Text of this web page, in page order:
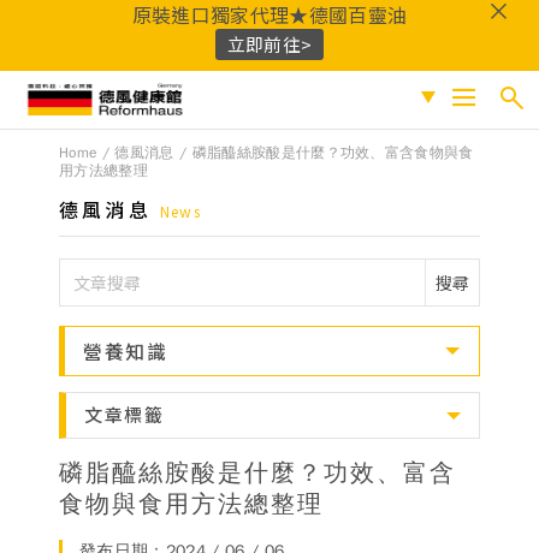
原裝進口獨家代理★德國百靈油
立即前往>
搜尋
熱門搜尋
百靈油
魚
油
益生菌 D3 穀胱甘肽
維他命C
鐵
B群
Home 德風消息
磷脂醯絲胺酸是什麼？功效、富含食物與食
用方法總整理
德風消息 News
搜尋
營養知識
文章標籤
磷脂醯絲胺酸是什麼？功效、富含
食物與食用方法總整理
促銷專區
人氣商品
保健系列
成份分類
適用族群
嚴選好物
優質品牌